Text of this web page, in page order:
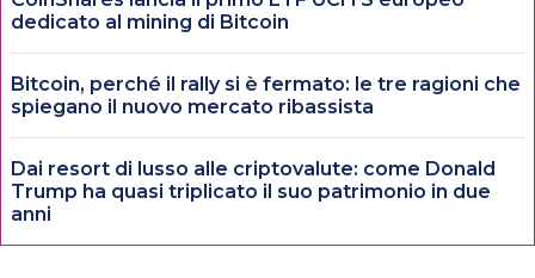
dedicato al mining di Bitcoin
Bitcoin, perché il rally si è fermato: le tre ragioni che
spiegano il nuovo mercato ribassista
Dai resort di lusso alle criptovalute: come Donald
Trump ha quasi triplicato il suo patrimonio in due
anni